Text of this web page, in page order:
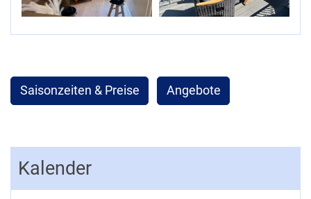
Saisonzeiten & Preise Angebote
Kalender